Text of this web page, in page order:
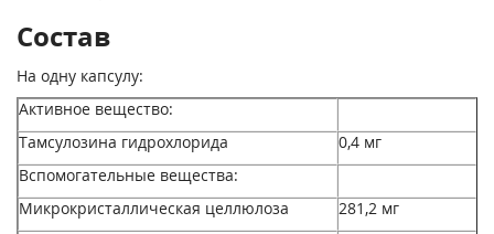
Состав
На одну капсулу:
Активное вещество:
Тамсулозина гидрохлорида
0,4 мг
Вспомогательные вещества:
Микрокристаллическая целлюлоза
281,2 мг